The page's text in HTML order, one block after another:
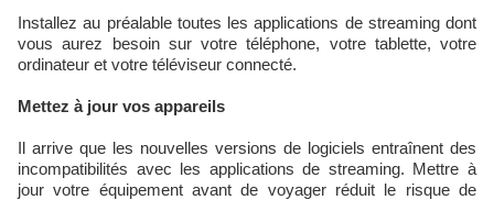
Installez au préalable toutes les applications de streaming dont
vous aurez besoin sur votre téléphone, votre tablette, votre
ordinateur et votre téléviseur connecté.
Mettez à jour vos appareils
Il arrive que les nouvelles versions de logiciels entraînent des
incompatibilités avec les applications de streaming. Mettre à
jour votre équipement avant de voyager réduit le risque de